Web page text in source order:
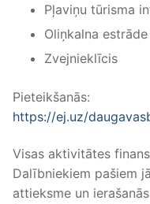
Pļaviņu tūrisma
Oliņkalna estrāde
Zvejnieklīcis
Pieteikšanās:
https://ej.uz/
Visas aktivitātes
Dalībniekiem pašiem
attieksme un